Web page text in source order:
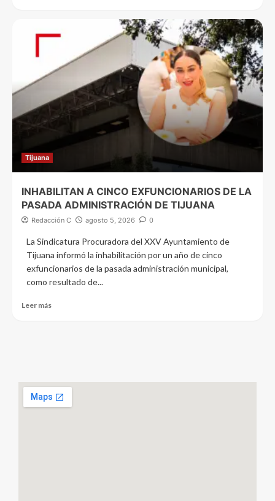
Tijuana
INHABILITAN A CINCO EXFUNCIONARIOS DE LA
PASADA ADMINISTRACIÓN DE TIJUANA
Redacción C agosto 5, 2026 0
La Sindicatura Procuradora del XXV Ayuntamiento de
Tijuana informó la inhabilitación por un año de cinco
exfuncionarios de la pasada administración municipal,
como resultado de...
Leer más